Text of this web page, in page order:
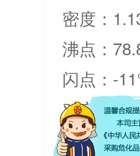
密度：
沸点：
闪点：-
对空气和